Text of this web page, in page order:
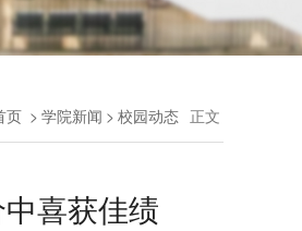
页 > 学院新闻 > 校园动态 正文
喜获佳绩